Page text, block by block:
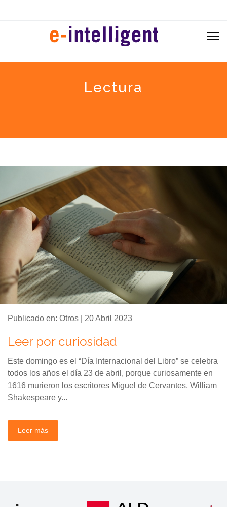
Lectura
Publicado en: Otros | 20 Abril 2023
Leer por curiosidad
Este domingo es el “Día Internacional del Libro” se celebra
todos los años el día 23 de abril, porque curiosamente en
1616 murieron los escritores Miguel de Cervantes, William
Shakespeare y...
Leer más